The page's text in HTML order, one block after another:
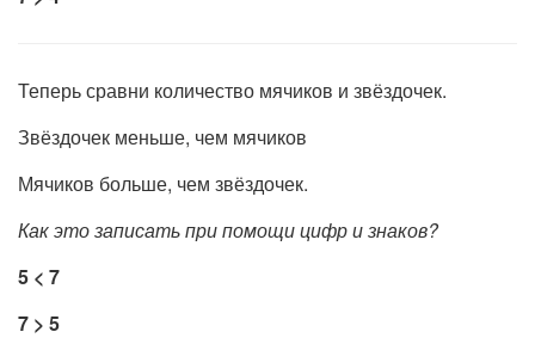
Теперь сравни количество мячиков и звёздочек.
Звёздочек меньше, чем мячиков
Мячиков больше, чем звёздочек.
Как это записать при помощи цифр и знаков?
5 < 7
7 > 5